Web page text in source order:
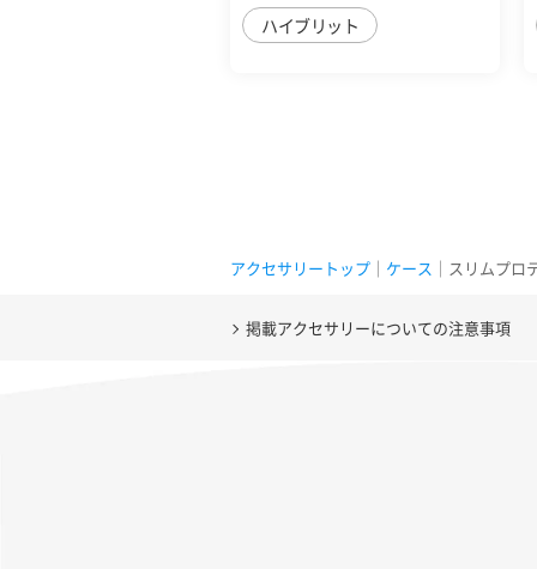
ハイブリット
アクセサリートップ ケース ｜スリムプロ
掲載アクセサリーについての注意事項